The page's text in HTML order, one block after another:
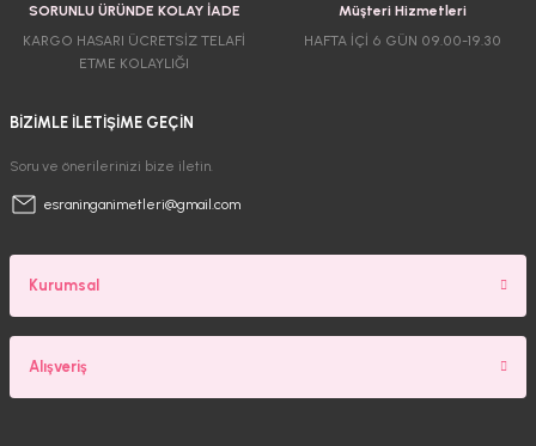
SORUNLU ÜRÜNDE KOLAY İADE
KARGO HASARI ÜCRETSİZ TELAFİ
ETME KOLAYLIĞI
Müşteri Hizmetleri
HAFTA İÇİ 6 GÜN 09.00-19.30
BİZİMLE İLETİŞİME GEÇİN
Soru ve önerilerinizi bize iletin.
esraninganimetleri@gmail.com
Kurumsal
Alışveriş